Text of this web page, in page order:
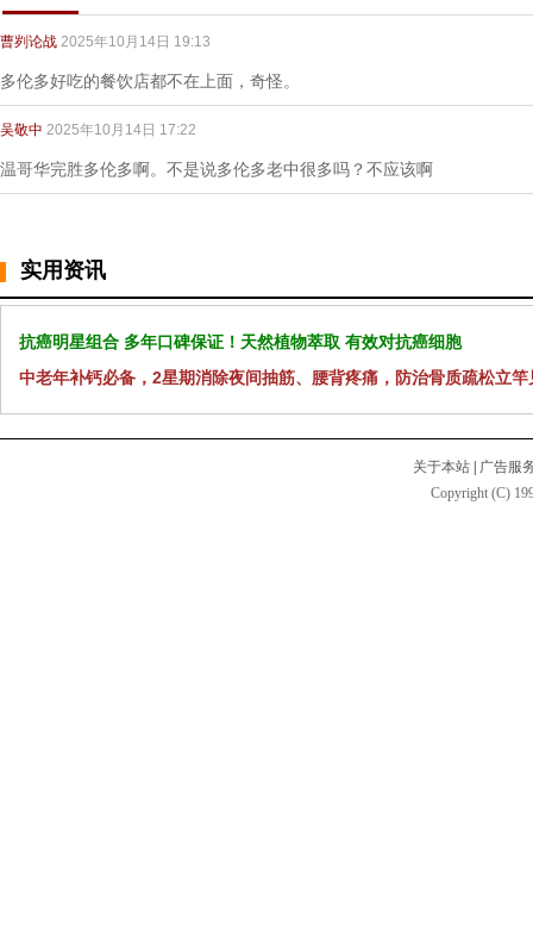
曹刿论战 2025年10月14日 19:13
多伦多好吃的餐饮店都不在上面，奇怪。
吴敬中 2025年10月14日 17:22
温哥华完胜多伦多啊。不是说多伦多老中很多吗？不应该啊
实用资讯
抗癌明星组合 多年口碑保证！天然植物萃取 有效对抗癌细胞
中老年补钙必备，2星期消除夜间抽筋、腰背疼痛，防治骨质疏松立竿
关于本站
广告服
Copyright (C)